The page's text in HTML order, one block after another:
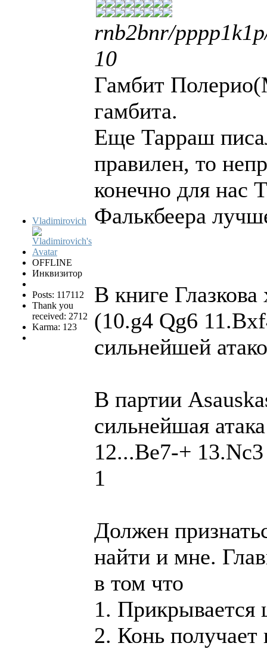
Vladimirovich
OFFLINE
Инквизитор
Posts: 117112
Thank you
received: 2712
Karma: 123
rnb2bnr/
10
Гамбит
гамбита.
Еще Тарраш
правилен, то
конечно для нас
Фалькбеера
В книге
(10.g4 Qg6
сильнейшей
В партии
сильнейшая
12...Be7-+
1
Должен
найти и мне.
в том что
1. Прикрывается
2. Конь